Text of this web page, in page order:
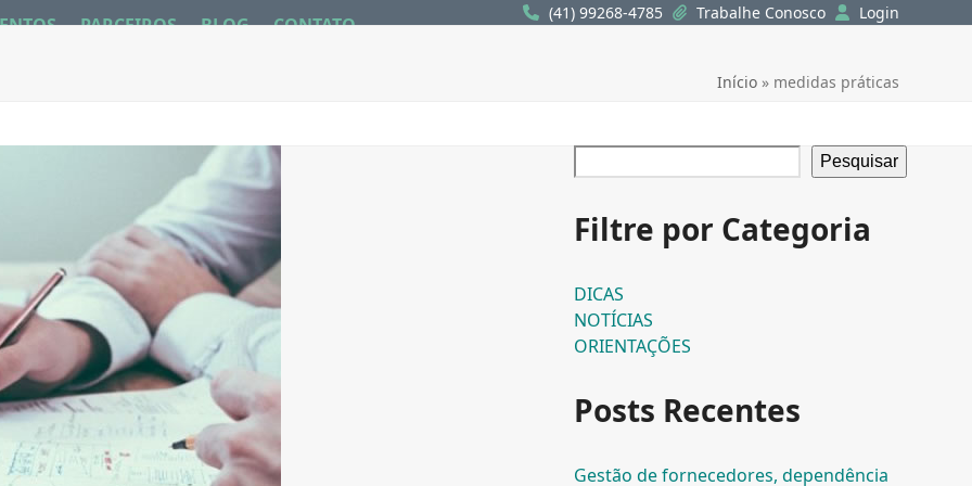
(41) 99268-4785 Trabalhe Conosco Login
PARCEIROS BLOG CONTATO
Início» medidas práticas
Pesquisar
Filtre por Categoria
DICAS
NOTÍCIAS
ORIENTAÇÕES
Posts Recentes
Gestão de fornecedores, dependência